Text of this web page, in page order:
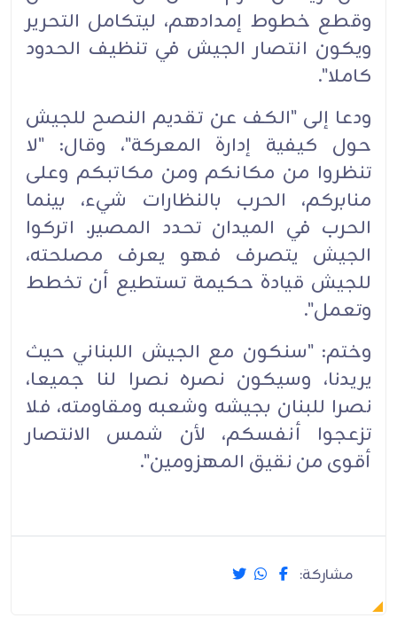
وقطع خطوط إمدادهم، ليتكامل التحرير
ويكون انتصار الجيش في تنظيف الحدود
كاملا".
ودعا إلى "الكف عن تقديم النصح للجيش
حول كيفية إدارة المعركة"، وقال: "لا
تنظروا من مكانكم ومن مكاتبكم وعلى
منابركم، الحرب بالنظارات شيء، بينما
الحرب في الميدان تحدد المصير. اتركوا
الجيش يتصرف فهو يعرف مصلحته،
للجيش قيادة حكيمة تستطيع أن تخطط
وتعمل".
وختم: "سنكون مع الجيش اللبناني حيث
يريدنا، وسيكون نصره نصرا لنا جميعا،
نصرا للبنان بجيشه وشعبه ومقاومته، فلا
تزعجوا أنفسكم، لأن شمس الانتصار
أقوى من نقيق المهزومين".
مشاركة: